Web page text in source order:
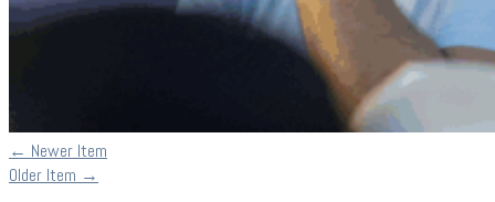
← Newer Item
Older Item →